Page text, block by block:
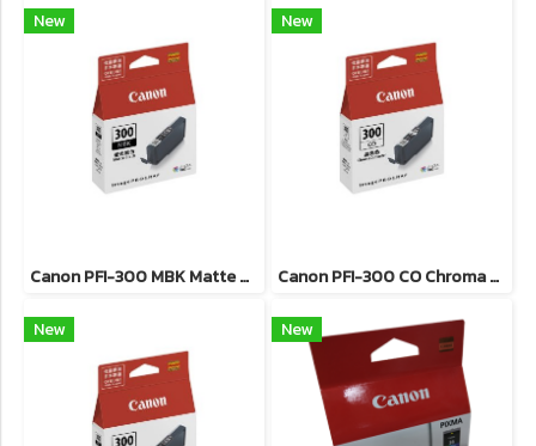
New
Canon PFI-300 MBK Matte Black ตลับหมึกอิงค์เจ็ท (สีดำด้าน) ของแท้ รับประกันศูนย์
New
Canon PFI-300 CO Chroma Optimizer ตลับหมึกอิงค์เจ็ท ของแท้ รับประกันศูนย์
New New